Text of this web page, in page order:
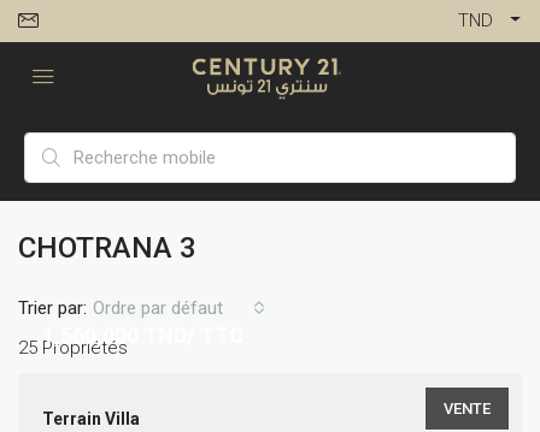
TND
CHOTRANA 3
25 Propriétés
Trier par: Ordre par défaut
VENTE
1,560,000
Terrain Villa